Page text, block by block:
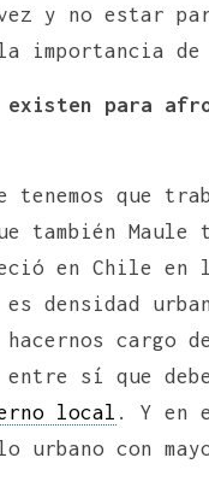
y no estar
importancia
existen para
tenemos que
también
en Chile
densidad
cargo
entre sí que
local . Y en
urbano con